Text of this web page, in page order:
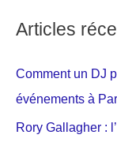
Articles
Comment un DJ
événements à
Rory Gallagher :